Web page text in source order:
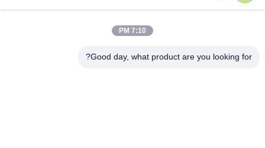
0086-755-27491128
7:10 PM
Good day, what product are you looking for?